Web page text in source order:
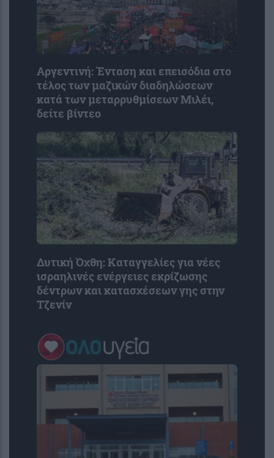
Αργεντινή: Ένταση και επεισόδια στο
τέλος των μαζικών διαδηλώσεων
κατά των μεταρρυθμίσεων Μιλέι,
δείτε βίντεο
Δυτική Όχθη: Καταγγελίες για νέες
ισραηλινές ενέργειες εκρίζωσης
δέντρων και κατασχέσεων γης στην
Τζενίν